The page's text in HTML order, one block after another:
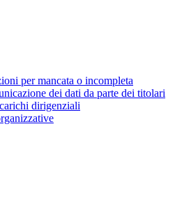
per mancata o incompleta
dei dati da parte dei titolari
dirigenziali